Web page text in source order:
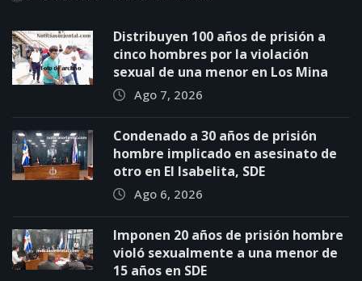
Distribuyen 100 años de prisión a
cinco hombres por la violación
sexual de una menor en Los Mina
Ago 7, 2026
Condenado a 30 años de prisión
hombre implicado en asesinato de
otro en El Isabelita, SDE
Ago 6, 2026
Imponen 20 años de prisión hombre
violó sexualmente a una menor de
15 años en SDE